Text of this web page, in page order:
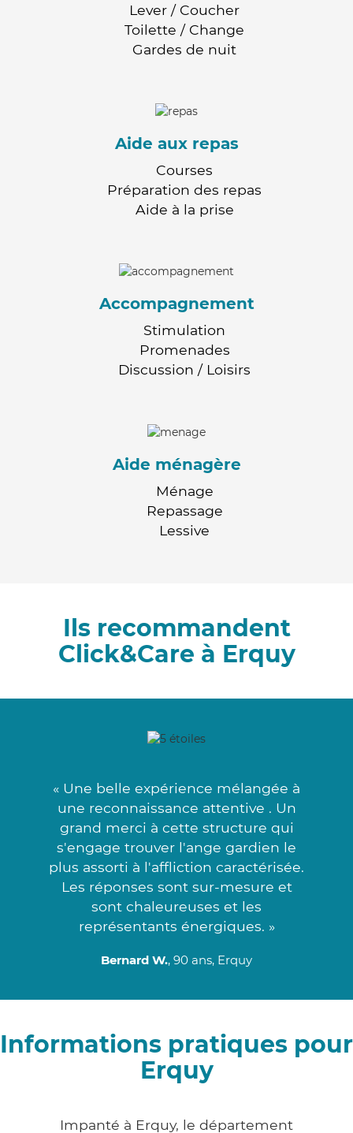
Lever / Coucher
Toilette / Change
Gardes de nuit
Aide aux repas
Courses
Préparation des repas
Aide à la prise
Accompagnement
Stimulation
Promenades
Discussion / Loisirs
Aide ménagère
Ménage
Repassage
Lessive
Ils recommandent
Click&Care à Erquy
« Une belle expérience mélangée à
une reconnaissance attentive . Un
grand merci à cette structure qui
s'engage trouver l'ange gardien le
plus assorti à l'affliction caractérisée.
Les réponses sont sur-mesure et
sont chaleureuses et les
représentants énergiques. »
Bernard W., 90 ans, Erquy
Informations pratiques pour
Erquy
Impanté à Erquy, le département